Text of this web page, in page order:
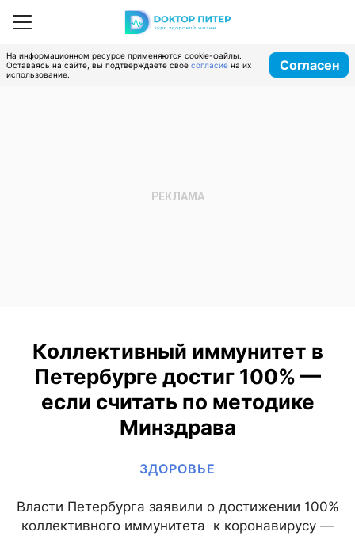
На информационном ресурсе применяются cookie-файлы.
Оставаясь на сайте, вы подтверждаете свое согласие на их
использование.
Согласен
Коллективный иммунитет в
Петербурге достиг 100% —
если считать по методике
Минздрава
ЗДОРОВЬЕ
Власти Петербурга заявили о достижении 100%
коллективного иммунитета к коронавирусу —